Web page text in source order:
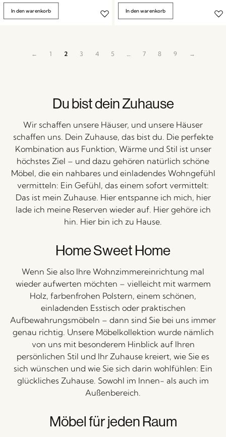
In den warenkorb In den warenkorb
← 1 2 3 4 5 … 7 8 9 →
Du bist dein Zuhause
Wir schaffen unsere Häuser, und unsere Häuser
schaffen uns. Dein Zuhause, das bist du. Die perfekte
Kombination aus Funktion, Wärme und Stil ist unser
höchstes Ziel – und dazu gehören natürlich schöne
Möbel, die ein nahbares und einladendes Wohngefühl
vermitteln: Ein Gefühl, das einem sofort vermittelt:
Das ist mein Zuhause. Hier entspanne ich mich, hier
lade ich meine Reserven wieder auf. Hier gehöre ich
hin. Hier bin ich zu Hause.
Home Sweet Home
Wenn Sie also Ihre Wohnzimmereinrichtung mal
wieder aufwerten möchten – vielleicht mit warmem
Holz, farbenfrohen Polstern, einem schönen,
einladenden Esstisch oder praktischen
Aufbewahrungsmöbeln – dann sind Sie bei uns immer
genau richtig. Unsere Möbelkollektion wurde nämlich
von uns mit besonderem Hinblick auf Ihren
persönlichen Stil und Ihr Zuhause kreiert, wie Sie es
sich wünschen und wie Sie sich darin wohlfühlen: Ein
glückliches Zuhause. Sowohl im Innen- als auch im
Außenbereich.
Möbel für jeden Raum